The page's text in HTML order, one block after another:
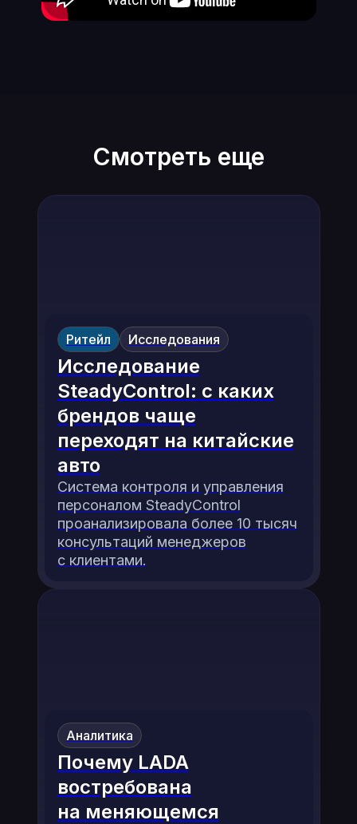
Ритейл Исследования
Исследование
SteadyControl: с каких
брендов чаще
переходят на китайские
авто
Система контроля и управления
персоналом SteadyControl
проанализировала более 10 тысяч
консультаций менеджеров
с клиентами.
Аналитика
Почему LADA
востребована
на меняющемся
Смотреть еще